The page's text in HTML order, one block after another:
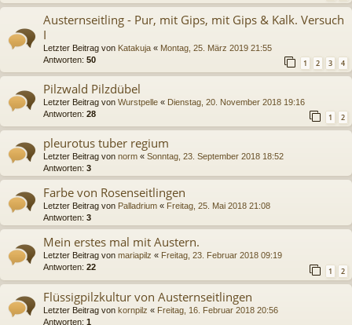
Austernseitling - Pur, mit Gips, mit Gips & Kalk. Versuch
I
Letzter Beitrag von Katakuja « Montag, 25. März 2019 21:55
Antworten: 50 1 2 3 4
Pilzwald Pilzdübel
Letzter Beitrag von Wurstpelle « Dienstag, 20. November 2018 19:16
Antworten: 28 1 2
pleurotus tuber regium
Letzter Beitrag von norm « Sonntag, 23. September 2018 18:52
Antworten: 3
Farbe von Rosenseitlingen
Letzter Beitrag von Palladrium « Freitag, 25. Mai 2018 21:08
Antworten: 3
Mein erstes mal mit Austern.
Letzter Beitrag von mariapilz « Freitag, 23. Februar 2018 09:19
Antworten: 22 1 2
Flüssigpilzkultur von Austernseitlingen
Letzter Beitrag von kornpilz « Freitag, 16. Februar 2018 20:56
Antworten: 1